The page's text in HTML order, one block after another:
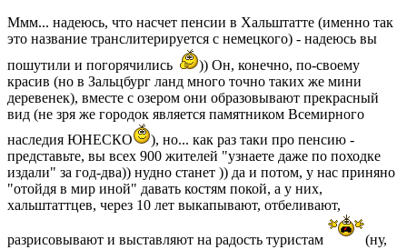
Ммм... надеюсь, что насчет пенсии в Хальштатте (именно так
это название транслитерируется с немецкого) - надеюсь вы
пошутили и погорячились
)) Он, конечно, по-своему
красив (но в Зальцбург ланд много точно таких же мини
деревенек), вместе с озером они образовывают прекрасный
вид (не зря же городок является памятником Всемирного
наследия ЮНЕСКО
), но... как раз таки про пенсию -
представьте, вы всех 900 жителей "узнаете даже по походке
издали" за год-два)) нудно станет )) да и потом, у нас приняно
"отойдя в мир иной" давать костям покой, а у них,
хальштаттцев, через 10 лет выкапывают, отбеливают,
разрисовывают и выставляют на радость туристам
(ну,